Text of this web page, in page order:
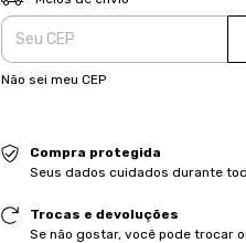
Não sei meu CEP
Compra protegida
Seus dados cuidados durante
Trocas e devoluções
Se não gostar, você pode trocar